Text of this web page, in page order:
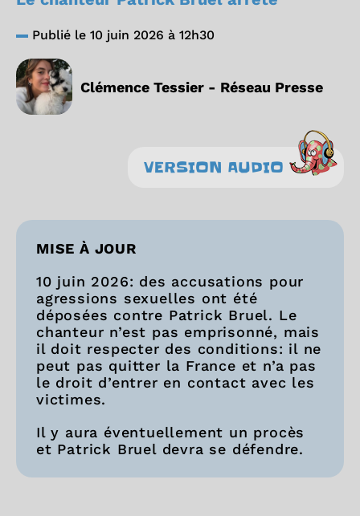
Publié le 10 juin 2026 à 12h30
Clémence Tessier - Réseau Presse
VERSION AUDIO
MISE À JOUR
10 juin 2026: des accusations pour
agressions sexuelles ont été
déposées contre Patrick Bruel. Le
chanteur n’est pas emprisonné, mais
il doit respecter des conditions: il ne
peut pas quitter la France et n’a pas
le droit d’entrer en contact avec les
victimes.
Il y aura éventuellement un procès
et Patrick Bruel devra se défendre.